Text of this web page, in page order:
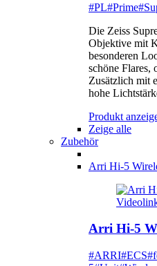
#PL#Prime
Die Zeiss
Objektive mit
besonderen
schöne Flares,
Zusätzlich mit
hohe
Produkt
Zeige alle
Zubehör
Arri Hi-5
Arri Hi-5
#ARRI#ECS